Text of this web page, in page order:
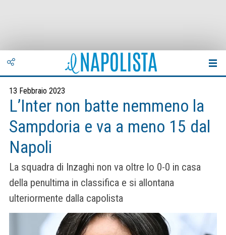
13 Febbraio 2023
L’Inter non batte nemmeno la
Sampdoria e va a meno 15 dal
Napoli
La squadra di Inzaghi non va oltre lo 0-0 in casa
della penultima in classifica e si allontana
ulteriormente dalla capolista